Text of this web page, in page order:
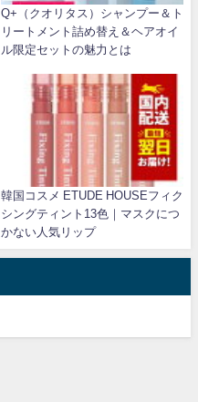
Q+（クオリタス）シャンプー＆ト
リートメント詰め替え＆ヘアオイ
ル限定セットの魅力とは
韓国コスメ ETUDE HOUSEフィク
シングティント13色｜マスクにつ
かない人気リップ